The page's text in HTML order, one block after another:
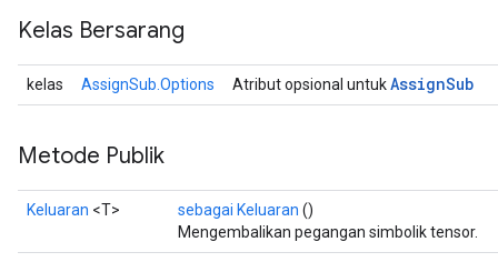
Kelas Bersarang
kelas AssignSub.Options Atribut opsional untukAssignSub
Metode Publik
Keluaran <T> sebagai Keluaran ()
Mengembalikan pegangan simbolik tensor.